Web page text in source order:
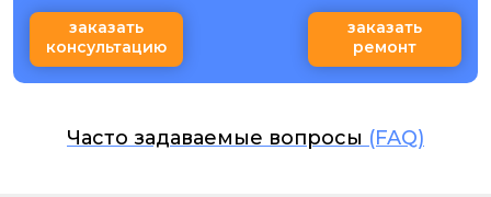
заказать
консультацию
заказать
ремонт
Часто задаваемые вопросы (FAQ)